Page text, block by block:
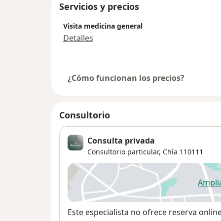
cuidando mi cuerpo como templo y canal
personas que se encuentran en el estado
Servicios y precios
Visita medicina general
Detalles
¿Cómo funcionan los precios?
Consultorio
Consulta privada
Consultorio particular, Chía 110111
Disponibilidad
Este especialista no ofrece reserva